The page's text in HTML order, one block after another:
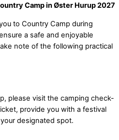
Camp in Øster Hurup 2027
to Country Camp during
a safe and enjoyable
note of the following practical
please visit the camping check-
provide you with a festival
designated spot.